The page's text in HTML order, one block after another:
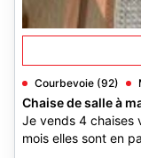
Courbevoie (92)
Chaise de salle à
Je vends 4 chaises
mois elles sont en